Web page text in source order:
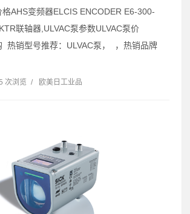
格AHS变频器ELCIS ENCODER E6-300-
联轴器,ULVAC泵参数ULVAC泵价
热销型号推荐：ULVAC泵， ，热销品牌
次浏览 / 欧美日工业品